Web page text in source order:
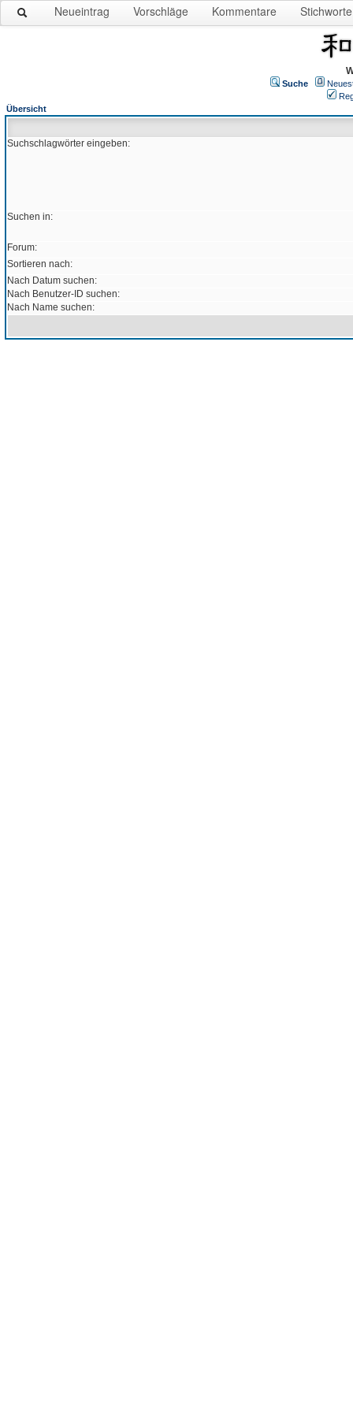
Neueintrag Vorschläge Kommentare Stichworte
Suche
Übersicht
Suchschlagwörter eingeben:
Suchen in:
Forum:
Sortieren nach:
Nach Datum suchen:
Nach Benutzer-ID suchen:
Nach Name suchen: